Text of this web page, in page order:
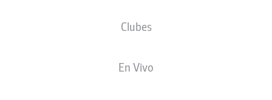
Clubes
En Vivo